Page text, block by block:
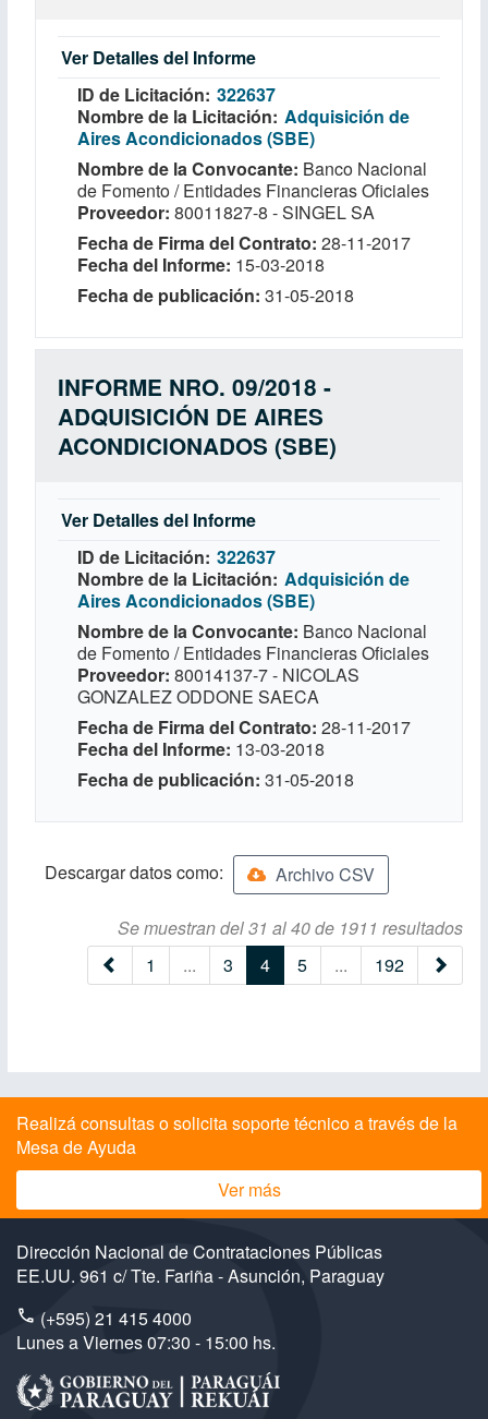
Ver Detalles del Informe
ID de Licitación 322637
Nombre de la Licitación Adquisición de
Aires Acondicionados (SBE)
Nombre de la Convocante Banco Nacional
de Fomento / Entidades Financieras Oficiales
Proveedor 80011827-8 - SINGEL SA
Fecha de Firma del Contrato 28-11-2017
Fecha del Informe 15-03-2018
Fecha de publicación 31-05-2018
INFORME NRO. 09/2018 -
ADQUISICIÓN DE AIRES
ACONDICIONADOS (SBE)
Ver Detalles del Informe
ID de Licitación 322637
Nombre de la Licitación Adquisición de
Aires Acondicionados (SBE)
Nombre de la Convocante Banco Nacional
de Fomento / Entidades Financieras Oficiales
Proveedor 80014137-7 - NICOLAS
GONZALEZ ODDONE SAECA
Fecha de Firma del Contrato 28-11-2017
Fecha del Informe 13-03-2018
Fecha de publicación 31-05-2018
Descargar datos como: Archivo CSV
Se muestran del 31 al 40 de 1911 resultados
1
... 3 4(current)
5 ... 192
Realizá consultas o solicita soporte técnico a través de la
Mesa de Ayuda
Ver más
Dirección Nacional de Contrataciones Públicas
EE.UU. 961 c/ Tte. Fariña - Asunción, Paraguay
(+595) 21 415 4000
Lunes a Viernes 07:30 - 15:00 hs.